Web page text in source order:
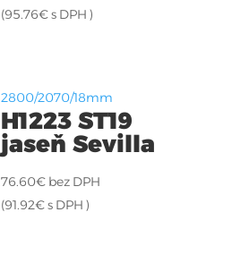
(95.76€s DPH )
2800/2070/18mm
H1223 ST19
jaseň Sevilla
76.60€ bez DPH
(91.92€s DPH )